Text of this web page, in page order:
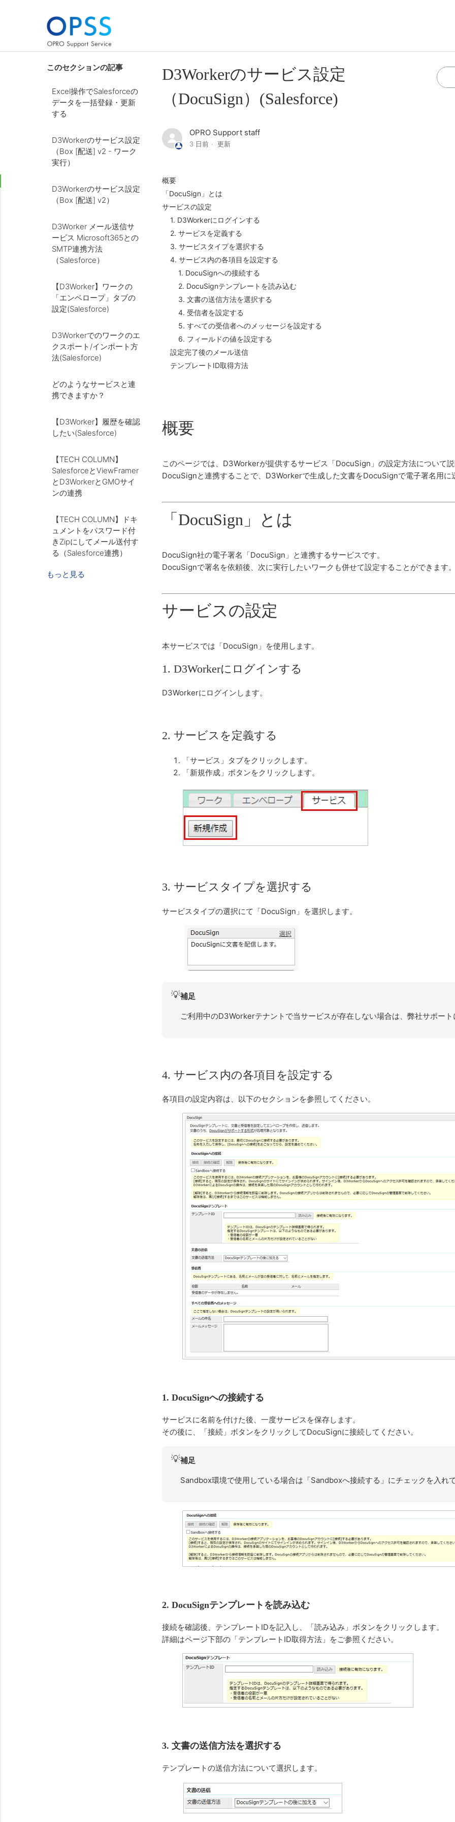
このセクションの記事
Excel操作でSalesforceの
データを一括登録・更新
する
D3Workerのサービス設定
（Box [配送] v2 - ワーク
実行）
D3Workerのサービス設定
（Box [配送] v2）
D3Worker メール送信サ
ービス Microsoft365との
SMTP連携方法
（Salesforce）
【D3Worker】ワークの
「エンベロープ」タブの
設定(Salesforce)
D3Workerでのワークのエ
クスポート/インポート方
法(Salesforce)
どのようなサービスと連
携できますか？
【D3Worker】履歴を確認
したい(Salesforce)
【TECH COLUMN】
SalesforceとViewFramer
とD3WorkerとGMOサイ
ンの連携
【TECH COLUMN】ドキ
ュメントをパスワード付
きZipにしてメール送付す
る（Salesforce連携）
もっと見る
D3Workerのサービス設定
（DocuSign）(Salesforce)
OPRO Support staff
3 日前 更新
概要
「DocuSign」とは
サービスの設定
1. D3Workerにログインする
2. サービスを定義する
3. サービスタイプを選択する
4. サービス内の各項目を設定する
1. DocuSignへの接続する
2. DocuSignテンプレートを読み込む
3. 文書の送信方法を選択する
4. 受信者を設定する
5. すべての受信者へのメッセージを設定する
6. フィールドの値を設定する
設定完了後のメール送信
テンプレートID取得方法
概要
このページでは、D3Workerが提供するサービス「DocuSign」の設定方法について説
DocuSignと連携することで、D3Workerで生成した文書をDocuSignで電子署名用に
「DocuSign」とは
DocuSign社の電子署名「DocuSign」と連携するサービスです。
DocuSignで署名を依頼後、次に実行したいワークも併せて設定することができます。
サービスの設定
本サービスでは「DocuSign」を使用します。
1. D3Workerにログインする
D3Workerにログインします。
2. サービスを定義する
「サービス」タブをクリックします。
「新規作成」ボタンをクリックします。
3. サービスタイプを選択する
サービスタイプの選択にて「DocuSign」を選択します。
💡補足
ご利用中のD3Workerテナントで当サービスが存在しない場合は、弊社サポート
4. サービス内の各項目を設定する
各項目の設定内容は、以下のセクションを参照してください。
1. DocuSignへの接続する
サービスに名前を付けた後、一度サービスを保存します。
その後に、「接続」ボタンをクリックしてDocuSignに接続してください。
💡補足
Sandbox環境で使用している場合は「Sandboxへ接続する」にチェックを入れて
2. DocuSignテンプレートを読み込む
接続を確認後、テンプレートIDを記入し、「読み込み」ボタンをクリックします。
詳細はページ下部の「テンプレートID取得方法」をご参照ください。
3. 文書の送信方法を選択する
テンプレートの送信方法について選択します。